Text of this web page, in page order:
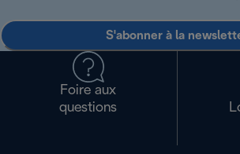
S'abonner à la
Foire aux
questions